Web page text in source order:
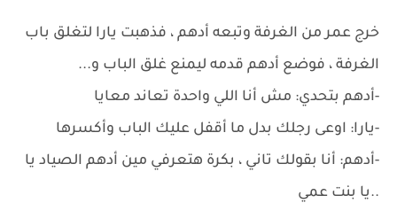
خرج عمر من الغرفة وتبعه أدهم ، فذهبت يارا لتغلق باب
الغرفة ، فوضع أدهم قدمه ليمنع غلق الباب و...
-أدهم بتحدي: مش أنا اللي واحدة تعاند معايا
-يارا: اوعى رجلك بدل ما أقفل عليك الباب وأكسرها
-أدهم: أنا بقولك تاني ، بكرة هتعرفي مين أدهم الصياد يا
..يا بنت عمي